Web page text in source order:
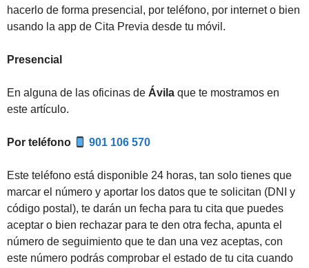
hacerlo de forma presencial, por teléfono, por internet o bien
usando la app de Cita Previa desde tu móvil.
Presencial
En alguna de las oficinas de Ávila que te mostramos en
este artículo.
Por teléfono 901 106 570
Este teléfono está disponible 24 horas, tan solo tienes que
marcar el número y aportar los datos que te solicitan (DNI y
código postal), te darán un fecha para tu cita que puedes
aceptar o bien rechazar para te den otra fecha, apunta el
número de seguimiento que te dan una vez aceptas, con
este número podrás comprobar el estado de tu cita cuando